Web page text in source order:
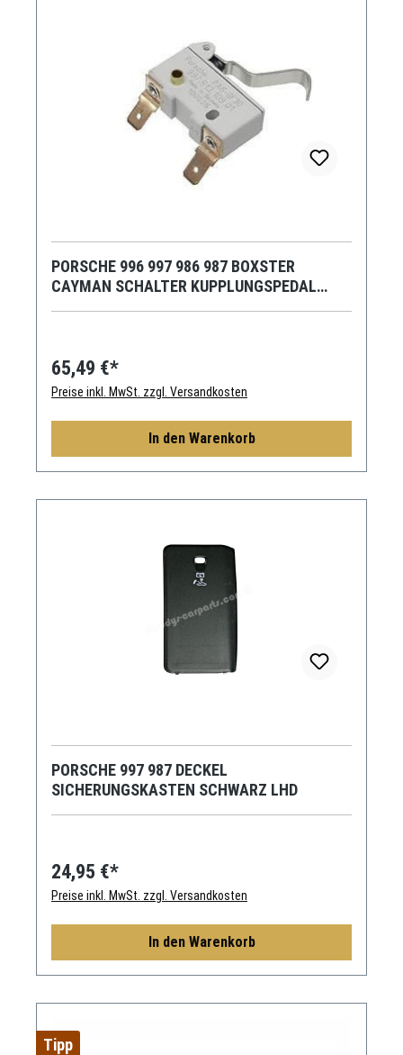
PORSCHE 996 997 986 987 BOXSTER
CAYMAN SCHALTER KUPPLUNGSPEDAL
65,49 €*
Preise inkl. MwSt. zzgl. Versandkosten
In den Warenkorb
PORSCHE 997 987 DECKEL
SICHERUNGSKASTEN SCHWARZ LHD
24,95 €*
Preise inkl. MwSt. zzgl. Versandkosten
In den Warenkorb
Tipp